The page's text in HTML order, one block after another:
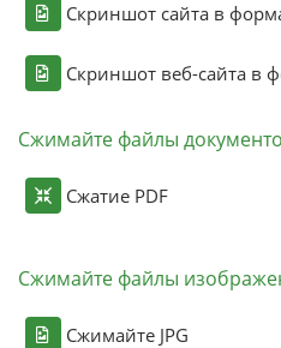
Скриншот сайта в
Скриншот веб-сайта в
Сжимайте файлы
Сжатие PDF
Сжимайте файлы
Сжимайте JPG